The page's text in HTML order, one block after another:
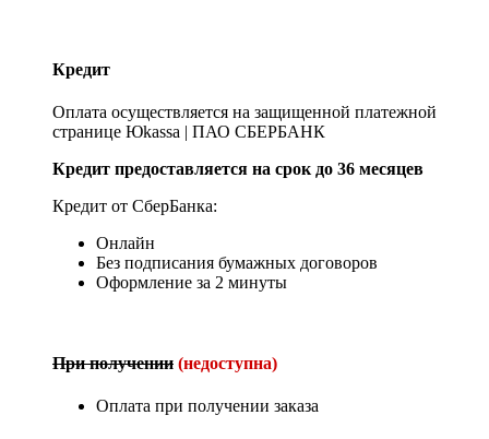
Кредит
Оплата осуществляется на защищенной платежной
странице Юkassa | ПАО СБЕРБАНК
Кредит предоставляется на срок до 36 месяцев
Кредит от СберБанка:
Онлайн
Без подписания бумажных договоров
Оформление за 2 минуты
При получении (недоступна)
Оплата при получении заказа